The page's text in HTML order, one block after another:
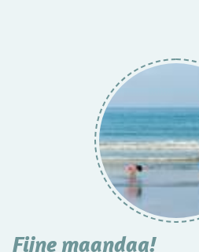
Fijne maandag!